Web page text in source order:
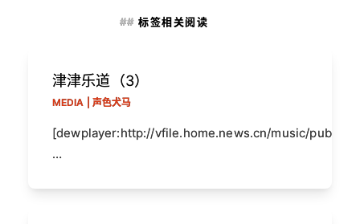
标签相关阅读
津津乐道（3）
MEDIA | 声色犬马
[dewplayer:http://vfile.home.news.cn/music/public/
…